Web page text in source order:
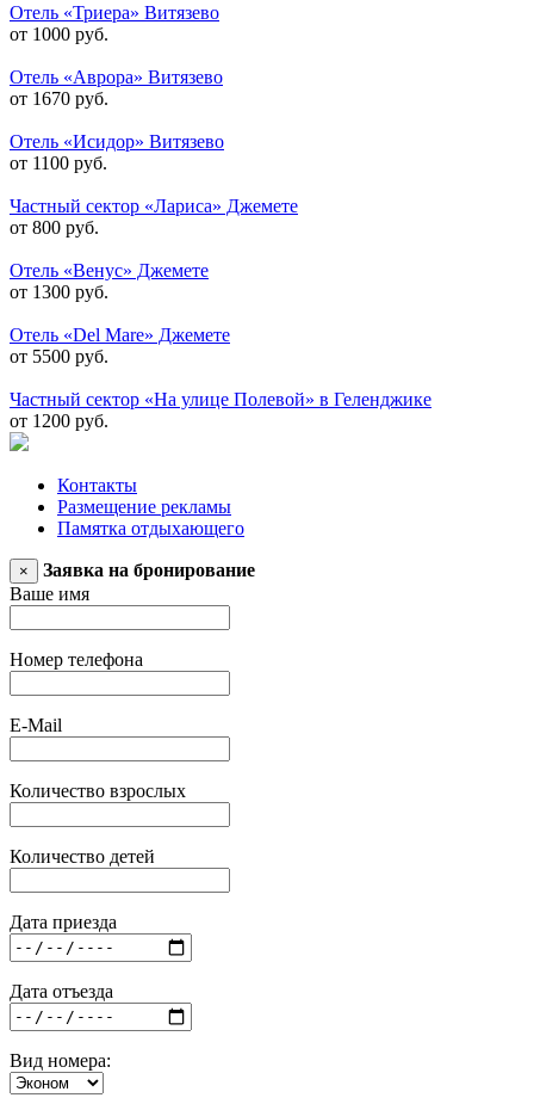
Отель «Триера» Витязево
от 1000 руб.
Отель «Аврора» Витязево
от 1670 руб.
Отель «Исидор» Витязево
от 1100 руб.
Частный сектор «Лариса» Джемете
от 800 руб.
Отель «Венус» Джемете
от 1300 руб.
Отель «Del Mare» Джемете
от 5500 руб.
Частный сектор «На улице Полевой» в Геленджике
от 1200 руб.
Контакты
Размещение рекламы
Памятка отдыхающего
×
Заявка на бронирование
Ваше имя
Номер телефона
E-Mail
Количество взрослых
Количество детей
Дата приезда
Дата отъезда
Вид номера: